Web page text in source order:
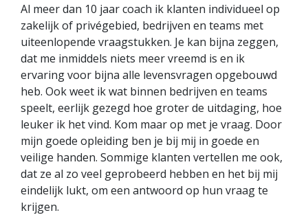
Al meer dan 10 jaar coach ik klanten individueel op
zakelijk of privégebied, bedrijven en teams met
uiteenlopende vraagstukken. Je kan bijna zeggen,
dat me inmiddels niets meer vreemd is en ik
ervaring voor bijna alle levensvragen opgebouwd
heb. Ook weet ik wat binnen bedrijven en teams
speelt, eerlijk gezegd hoe groter de uitdaging, hoe
leuker ik het vind. Kom maar op met je vraag. Door
mijn goede opleiding ben je bij mij in goede en
veilige handen. Sommige klanten vertellen me ook,
dat ze al zo veel geprobeerd hebben en het bij mij
eindelijk lukt, om een antwoord op hun vraag te
krijgen.